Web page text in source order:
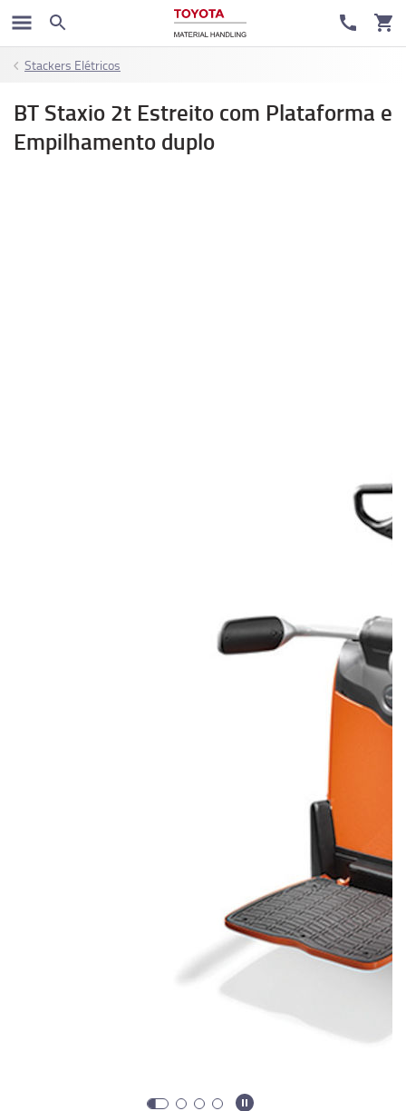
Stackers Elétricos
BT Staxio 2t Estreito com Plataforma e
Empilhamento duplo